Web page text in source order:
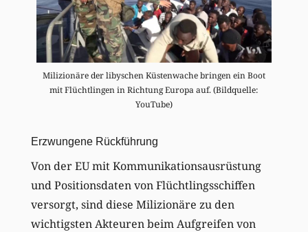
Milizionäre der libyschen Küstenwache bringen ein Boot
mit Flüchtlingen in Richtung Europa auf. (Bildquelle:
YouTube)
Erzwungene Rückführung
Von der EU mit Kommunikationsausrüstung
und Positionsdaten von Flüchtlingsschiffen
versorgt, sind diese Milizionäre zu den
wichtigsten Akteuren beim Aufgreifen von